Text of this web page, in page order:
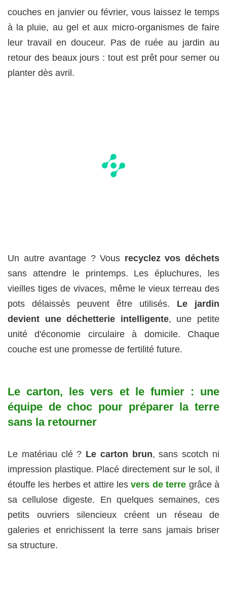
couches en janvier ou février, vous laissez le temps
à la pluie, au gel et aux micro-organismes de faire
leur travail en douceur. Pas de ruée au jardin au
retour des beaux jours : tout est prêt pour semer ou
planter dès avril.
Un autre avantage ? Vous recyclez vos déchets
sans attendre le printemps. Les épluchures, les
vieilles tiges de vivaces, même le vieux terreau des
pots délaissés peuvent être utilisés. Le jardin
devient une déchetterie intelligente, une petite
unité d'économie circulaire à domicile. Chaque
couche est une promesse de fertilité future.
Le carton, les vers et le fumier : une
équipe de choc pour préparer la terre
sans la retourner
Le matériau clé ? Le carton brun, sans scotch ni
impression plastique. Placé directement sur le sol, il
étouffe les herbes et attire lesvers de terre grâce à
sa cellulose digeste. En quelques semaines, ces
petits ouvriers silencieux créent un réseau de
galeries et enrichissent la terre sans jamais briser
sa structure.